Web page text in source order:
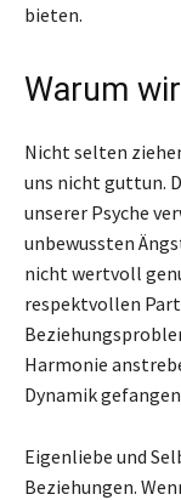
bieten.
Warum
Nicht selten
uns nicht guttun.
unserer Psyche
unbewussten
nicht wertvoll
respektvollen
Harmonie
Dynamik
Eigenliebe und
Beziehungen.